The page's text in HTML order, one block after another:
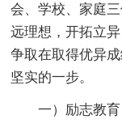
会、学校、家庭
远理想，开拓立
争取在取得优异
坚实的一步。
一）励志教